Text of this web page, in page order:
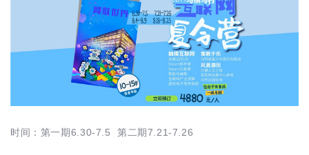
时间：第一期6.30-7.5 第二期7.21-7.26